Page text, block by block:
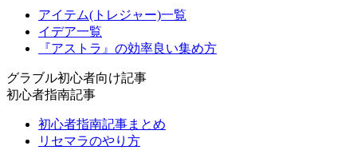
アイテム(トレジャー)一覧
イデア一覧
『アストラ』の効率良い集め方
グラブル初心者向け記事
初心者指南記事
初心者指南記事まとめ
リセマラのやり方